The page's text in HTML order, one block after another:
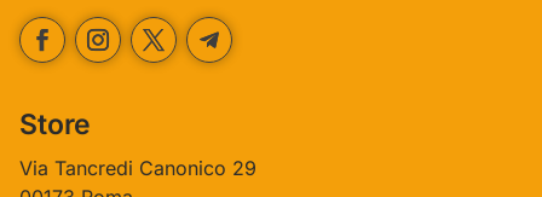
Store
Via Tancredi Canonico 29